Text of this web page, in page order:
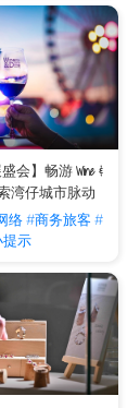
型选择？
士或情侣可选择 V
如果是家庭客戶，
供一房至三房的大型
厅与起居空间，其中
的要求。
住居所？
们的住宅配备设施
流住客能如常下厨，
比酒店更宽敞的储物
受高质量的居家生
会】畅游 Wine &
索湾仔城市脉动
络#商务旅客 #
提示